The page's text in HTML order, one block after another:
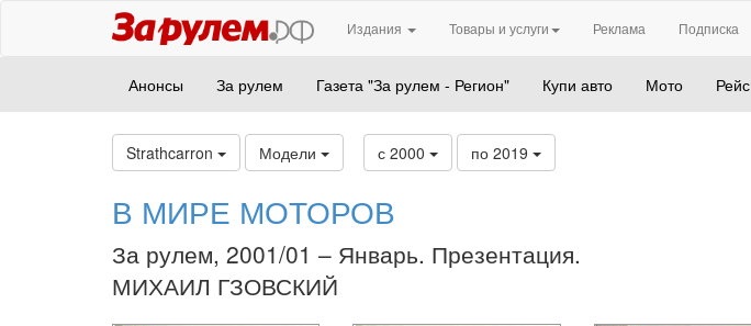
Издания Товары и услуги Реклама Подписка
Анонсы За рулем Газета "За рулем - Регион" Купи авто Мото Рейс
Strathcarron Модели с 2000 по 2019
В МИРЕ МОТОРОВ
За рулем, 2001/01 – Январь. Презентация.
МИХАИЛ ГЗОВСКИЙ